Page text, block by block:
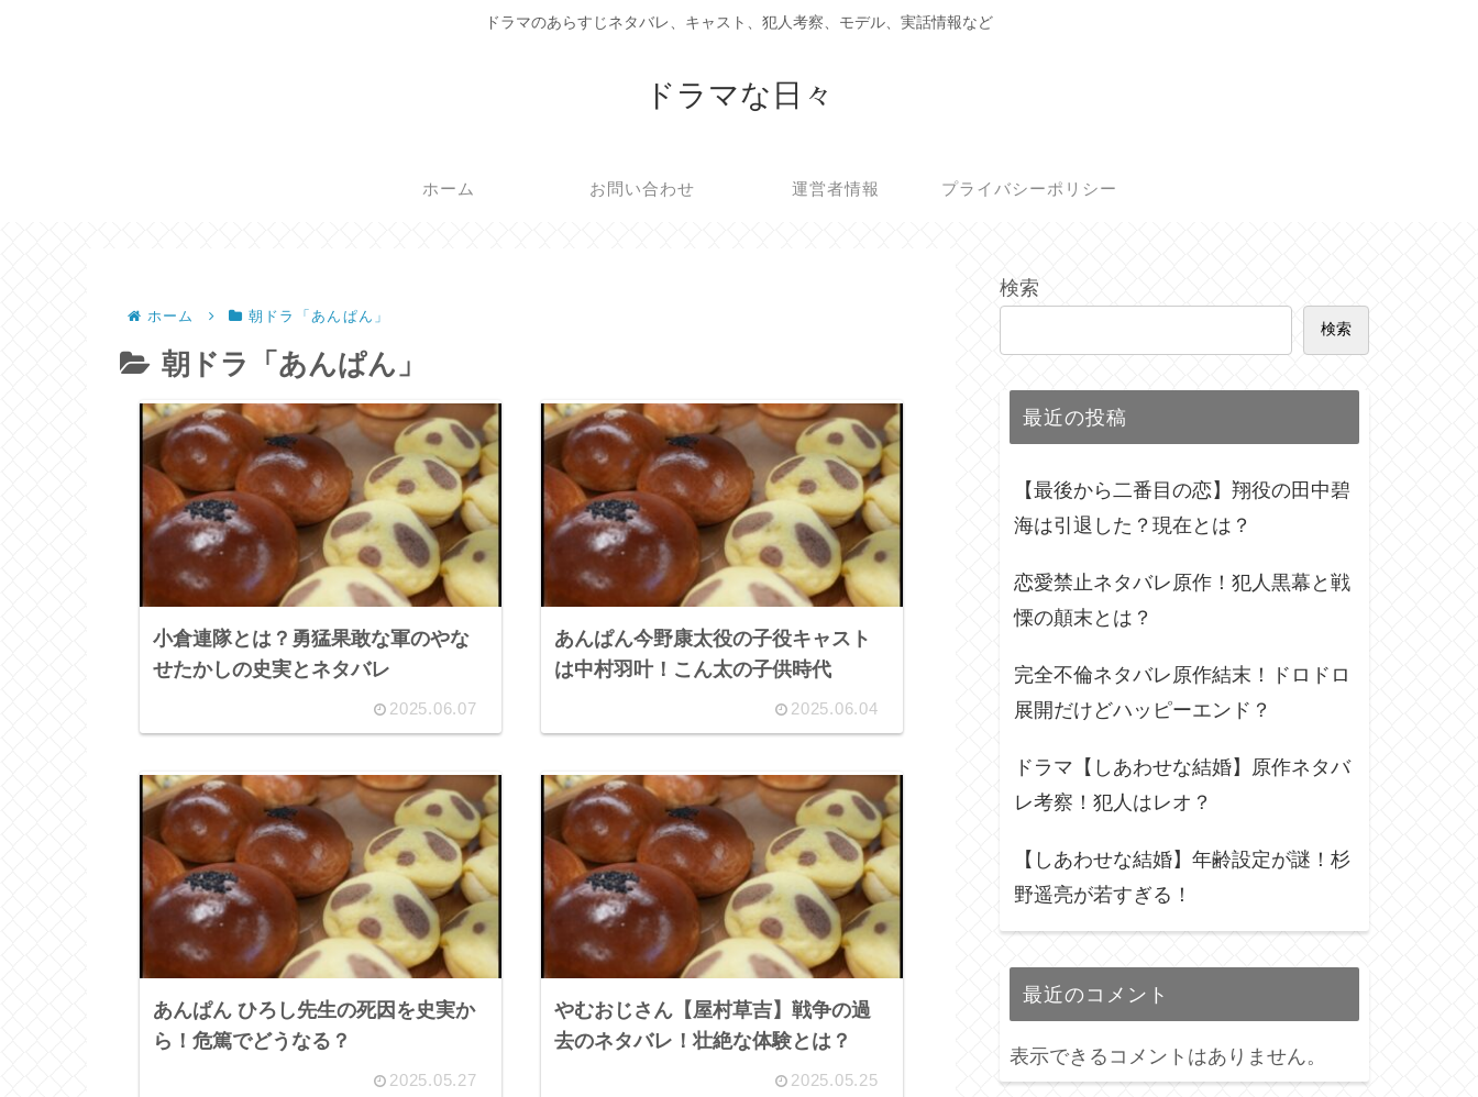
ドラマのあらすじネタバレ、キャスト、犯人考察、モデル、実話情報など
ドラマな日々
ホーム お問い合わせ 運営者情報 プライバシーポリシー
ホーム 朝ドラ「あんぱん」
朝ドラ「あんぱん」
小倉連隊とは？勇猛果敢な軍のやな
せたかしの史実とネタバレ
2025.06.07
あんぱん今野康太役の子役キャスト
は中村羽叶！こん太の子供時代
2025.06.04
あんぱん ひろし先生の死因を史実か
ら！危篤でどうなる？
2025.05.27
やむおじさん【屋村草吉】戦争の過
去のネタバレ！壮絶な体験とは？
2025.05.25
検索
検索
最近の投稿
【最後から二番目の恋】翔役の田中碧
海は引退した？現在とは？
恋愛禁止ネタバレ原作！犯人黒幕と戦
慄の顛末とは？
完全不倫ネタバレ原作結末！ドロドロ
展開だけどハッピーエンド？
ドラマ【しあわせな結婚】原作ネタバ
レ考察！犯人はレオ？
【しあわせな結婚】年齢設定が謎！杉
野遥亮が若すぎる！
最近のコメント
表示できるコメントはありません。